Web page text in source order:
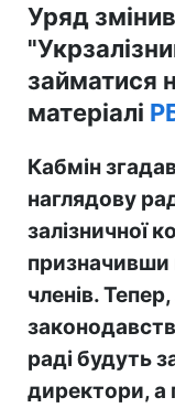
Уряд
займатися
матеріалі
Кабмін
наглядову
залізничної
призначивши
членів.
раді будуть
директори, а